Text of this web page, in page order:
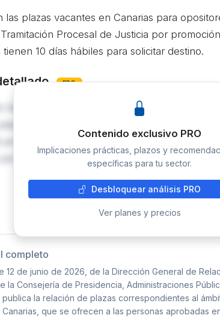
las plazas vacantes en Canarias para
Procesal de Justicia por
tienen 10 días hábiles para solicitar destino.
PRO
General de Relaciones con la Administración
desiertas disponibles para quienes
promoción interna al Cuerpo de Tramitación
por Orden PJC/150/2024. Las solicitudes deben
Contenido exclusivo PRO
Implicaciones prácticas, plazos y
específicas para tu sector.
Desbloquear análisis PRO
Ver planes y precios
completo
12 de junio de 2026, de la Dirección General de
la Consejería de Presidencia, Administraciones
la relación de plazas correspondientes al
Canarias, que se ofrecen a las personas aprobadas